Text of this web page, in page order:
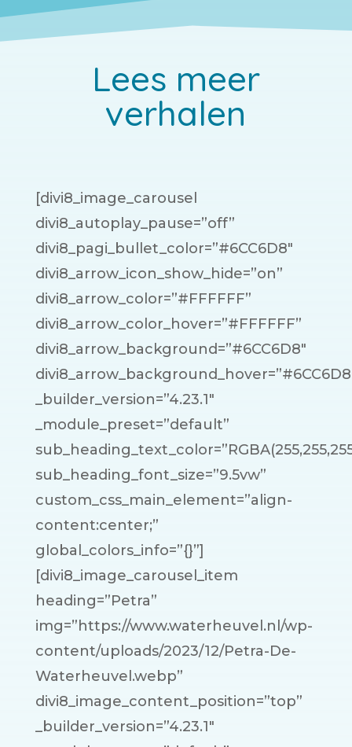
Lees meer
verhalen
[divi8_image_carousel
divi8_autoplay_pause=”off”
divi8_pagi_bullet_color=”#6CC6D8″
divi8_arrow_icon_show_hide=”on”
divi8_arrow_color=”#FFFFFF”
divi8_arrow_color_hover=”#FFFFFF”
divi8_arrow_background=”#6CC6D8″
_builder_version=”4.23.1″
_module_preset=”default”
sub_heading_font_size=”9.5vw”
custom_css_main_element=”align-
content:center;”
global_colors_info=”{}”]
[divi8_image_carousel_item
heading=”Petra”
img=”https://www.waterheuvel.nl/wp-
content/uploads/2023/12/Petra-De-
Waterheuvel.webp”
divi8_image_content_position=”top”
_builder_version=”4.23.1″